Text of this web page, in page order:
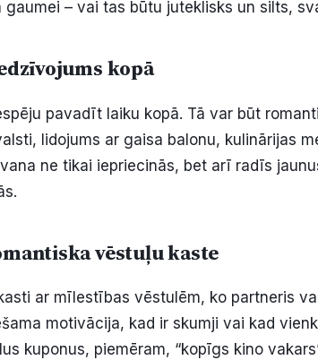
gaumei – vai tas būtu juteklisks un silts,
kopā
pavadīt laiku kopā. Tā var būt
lidojums ar gaisa balonu, kulinārijas
ne tikai iepriecinās, bet arī radīs
vēstuļu kaste
ar mīlestības vēstulēm, ko partneris
motivācija, kad ir skumji vai kad
kuponus, piemēram, “kopīgs kino